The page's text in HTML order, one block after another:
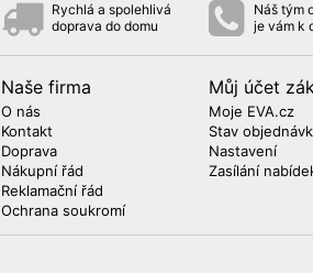
Rychlá a spolehlivá
doprava do domu
Náš tým
je vám k
Naše firma
O nás
Kontakt
Doprava
Nákupní řád
Reklamační řád
Ochrana soukromí
Můj účet
Moje EVA.cz
Stav
Nastavení
Zasílání